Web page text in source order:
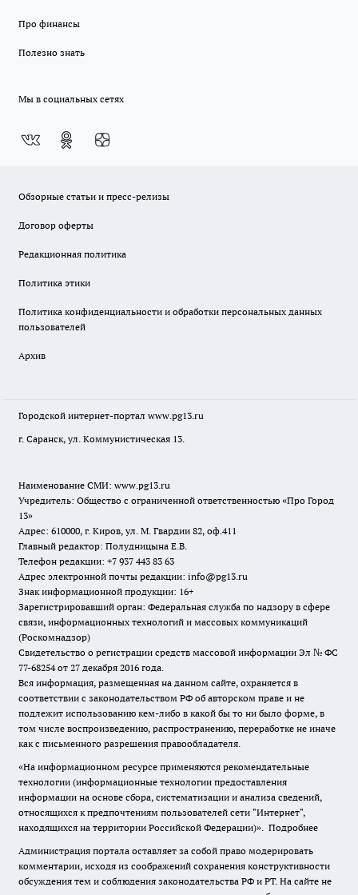
Про финансы
Полезно знать
Мы в социальных сетях
Обзорные статьи и пресс-релизы
Договор оферты
Редакционная политика
Политика этики
Политика конфиденциальности и обработки персональных данных
пользователей
Архив
Городской интернет-портал www.pg13.ru
г. Саранск, ул. Коммунистическая 13.
Наименование СМИ: www.pg13.ru
Учредитель: Общество с ограниченной ответственностью «Про Город
13»
Адрес: 610000, г. Киров, ул. М. Гвардии 82, оф.411
Главный редактор: Полудницына Е.В.
Телефон редакции: +7 937 443 83 63
Адрес электронной почты редакции: info@pg13.ru
Знак информационной продукции: 16+
Зарегистрировавший орган: Федеральная служба по надзору в сфере
связи, информационных технологий и массовых коммуникаций
(Роскомнадзор)
Свидетельство о регистрации средств массовой информации Эл № ФС
77-68254 от 27 декабря 2016 года.
Вся информация, размещенная на данном сайте, охраняется в
соответствии с законодательством РФ об авторском праве и не
подлежит использованию кем-либо в какой бы то ни было форме, в
том числе воспроизведению, распространению, переработке не иначе
как с письменного разрешения правообладателя.
«На информационном ресурсе применяются рекомендательные
технологии (информационные технологии предоставления
информации на основе сбора, систематизации и анализа сведений,
относящихся к предпочтениям пользователей сети "Интернет",
находящихся на территории Российской Федерации)». Подробнее
Администрация портала оставляет за собой право модерировать
комментарии, исходя из соображений сохранения конструктивности
обсуждения тем и соблюдения законодательства РФ и РТ. На сайте не